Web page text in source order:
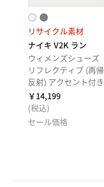
リサイクル素材
ナイキ V2K ラン
ウィメンズシューズ
リフレクティブ (再帰
反射) アクセント付き
￥14,199
(税込)
セール価格